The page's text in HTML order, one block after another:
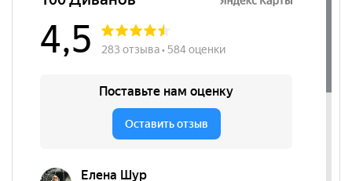
Наличие спинки
Наличие
подлокотников
да
нет
Стиль
Современный